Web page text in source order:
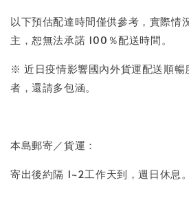
以下預估配達時間僅供參考，實際情
主，恕無法承諾 100％配送時間。
※ 近日疫情影響國內外貨運配送順暢
者，還請多包涵。
本島郵寄／貨運：
寄出後約隔 1~2工作天到，週日休息。